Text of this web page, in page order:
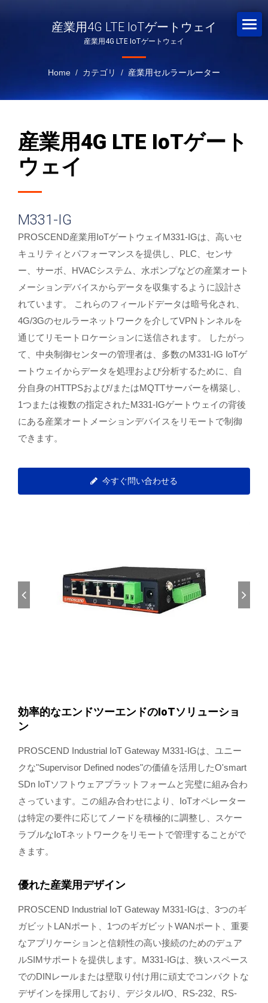
産業用4G LTE IoTゲートウェイ
産業用4G LTE IoTゲートウェイ
Home / カテゴリ / 産業用セルラールーター
産業用4G LTE IoTゲート
ウェイ
M331-IG
PROSCEND産業用IoTゲートウェイM331-IGは、高いセ
キュリティとパフォーマンスを提供し、PLC、センサ
ー、サーボ、HVACシステム、水ポンプなどの産業オート
メーションデバイスからデータを収集するように設計さ
れています。 これらのフィールドデータは暗号化され、
4G/3Gのセルラーネットワークを介してVPNトンネルを
通じてリモートロケーションに送信されます。 したがっ
て、中央制御センターの管理者は、多数のM331-IG IoTゲ
ートウェイからデータを処理および分析するために、自
分自身のHTTPSおよび/またはMQTTサーバーを構築し、
1つまたは複数の指定されたM331-IGゲートウェイの背後
にある産業オートメーションデバイスをリモートで制御
できます。
今すぐ問い合わせる
効率的なエンドツーエンドのIoTソリューショ
ン
PROSCEND Industrial IoT Gateway M331-IGは、ユニー
クな"Supervisor Defined nodes"の価値を活用したO'smart
SDn IoTソフトウェアプラットフォームと完璧に組み合わ
さっています。この組み合わせにより、IoTオペレーター
は特定の要件に応じてノードを積極的に調整し、スケー
ラブルなIoTネットワークをリモートで管理することがで
きます。
優れた産業用デザイン
PROSCEND Industrial IoT Gateway M331-IGは、3つのギ
ガビットLANポート、1つのギガビットWANポート、重要
なアプリケーションと信頼性の高い接続のためのデュア
ルSIMサポートを提供します。M331-IGは、狭いスペース
でのDINレールまたは壁取り付け用に頑丈でコンパクトな
デザインを採用しており、デジタルI/O、RS-232、RS-